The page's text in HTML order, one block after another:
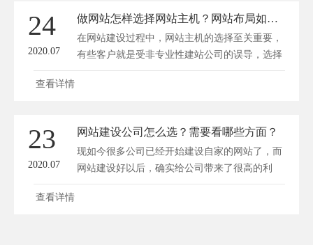
24
2020.07
做网站怎样选择网站主机？网站布局如何获得搜索引擎青睐？
在网站建设过程中，网站主机的选择至关重要，
有些客户就是受非专业性建站公司的误导，选择
了...
查看详情
23
2020.07
网站建设公司怎么选？需要看哪些方面？
现如今很多公司已经开始建设自家的网站了，而
网站建设好以后，确实给公司带来了很高的利
益...
查看详情